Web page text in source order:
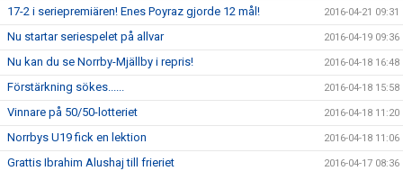
17-2 i seriepremiären! Enes Poyraz gjorde 12 mål! 2016-04-21 09:31
Nu startar seriespelet på allvar 2016-04-19 09:36
Nu kan du se Norrby-Mjällby i repris! 2016-04-18 16:48
Förstärkning sökes...... 2016-04-18 15:58
Vinnare på 50/50-lotteriet 2016-04-18 11:20
Norrbys U19 fick en lektion 2016-04-18 11:06
Grattis Ibrahim Alushaj till frieriet 2016-04-17 08:36